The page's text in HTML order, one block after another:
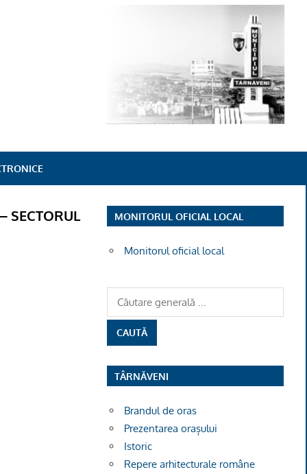
SECTORUL MONITORUL OFICIAL LOCAL
Monitorul oficial local
TÂRNĂVENI
Brandul de oras
Prezentarea orașului
Istoric
Repere arhitecturale române